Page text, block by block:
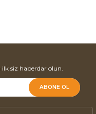
siz haberdar olun.
ABONE OL